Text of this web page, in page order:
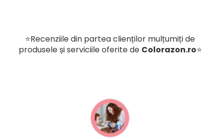
⭐Recenziile din partea clienților mulțumiți de
produsele și serviciile oferite de Colorazon.ro⭐